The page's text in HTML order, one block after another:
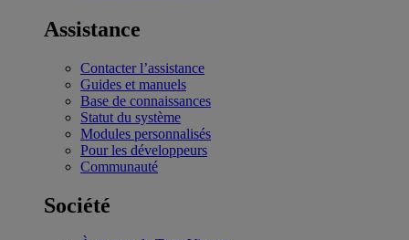
Assistance
Contacter l’assistance
Guides et manuels
Base de connaissances
Statut du système
Modules personnalisés
Pour les développeurs
Communauté
Société